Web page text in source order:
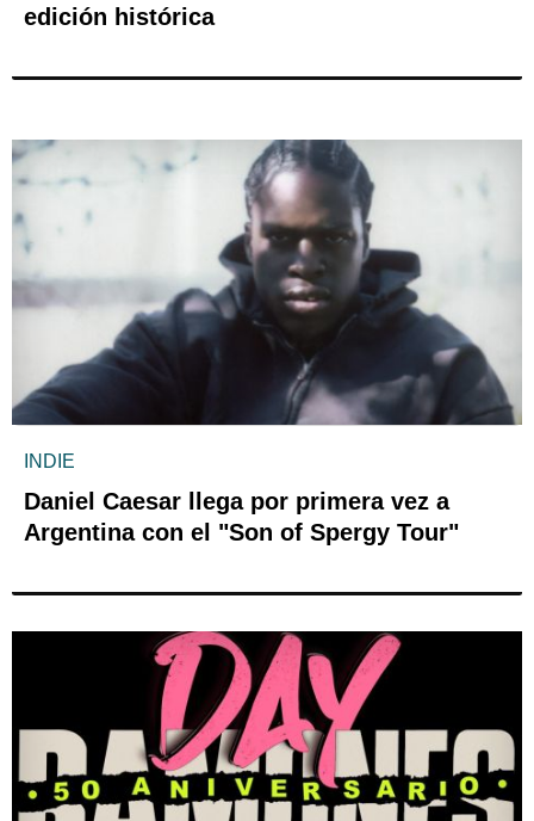
edición histórica
INDIE
Daniel Caesar llega por primera vez a
Argentina con el "Son of Spergy Tour"